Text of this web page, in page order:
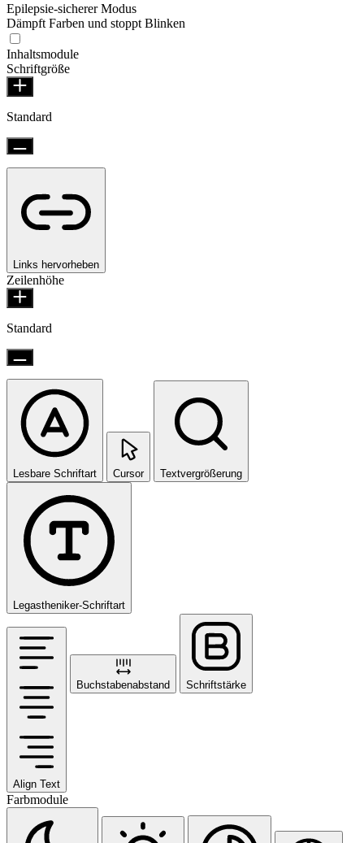
Epilepsie-sicherer Modus
Dämpft Farben und stoppt Blinken
Inhaltsmodule
Schriftgröße
Standard
Links hervorheben
Zeilenhöhe
Standard
Lesbare Schriftart Cursor Textvergrößerung
Legastheniker-Schriftart
Align Text
Buchstabenabstand Schriftstärke
Farbmodule